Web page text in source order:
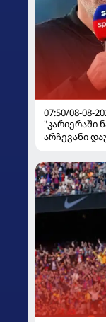
07:50/08-08-
"კარიერაში
არჩევანი